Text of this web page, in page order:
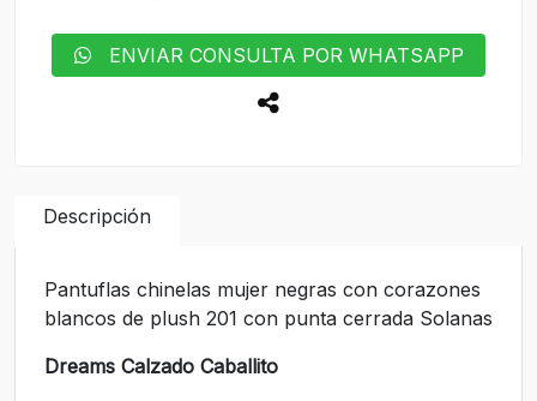
ENVIAR CONSULTA POR WHATSAPP
Descripción
Pantuflas chinelas mujer negras con corazones
blancos de plush 201 con punta cerrada Solanas
Dreams Calzado Caballito